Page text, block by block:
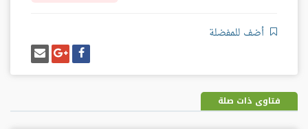
أضف للمفضلة
شارك
على
فيسبوك
شارك
على
غوغل
بلس
إرسل
إيميل
فتاوى ذات صلة